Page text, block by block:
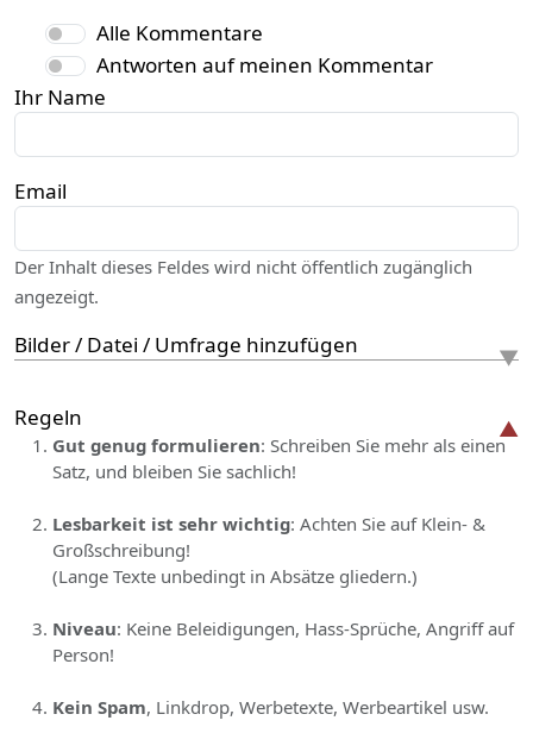
Alle Kommentare
Antworten auf meinen Kommentar
Ihr Name
Email
Der Inhalt dieses Feldes wird nicht öffentlich zugänglich
angezeigt.
Bilder / Datei / Umfrage hinzufügen
Regeln
Gut genug formulieren: Schreiben Sie mehr als einen
Satz, und bleiben Sie sachlich!
Lesbarkeit ist sehr wichtig: Achten Sie auf Klein- &
Großschreibung!
(Lange Texte unbedingt in Absätze gliedern.)
Niveau: Keine Beleidigungen, Hass-Sprüche, Angriff auf
Person!
Kein Spam, Linkdrop, Werbetexte, Werbeartikel usw.